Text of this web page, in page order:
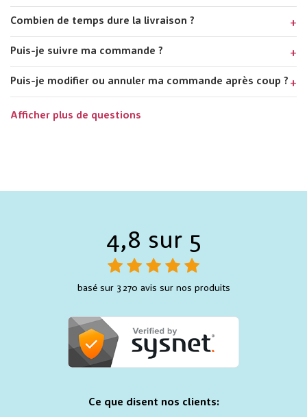
Combien de temps dure la livraison ?
Puis-je suivre ma commande ?
Puis-je modifier ou annuler ma commande après coup ?
Afficher plus de questions
4,8 sur 5
basé sur 3 270 avis sur nos produits
Ce que disent nos clients: